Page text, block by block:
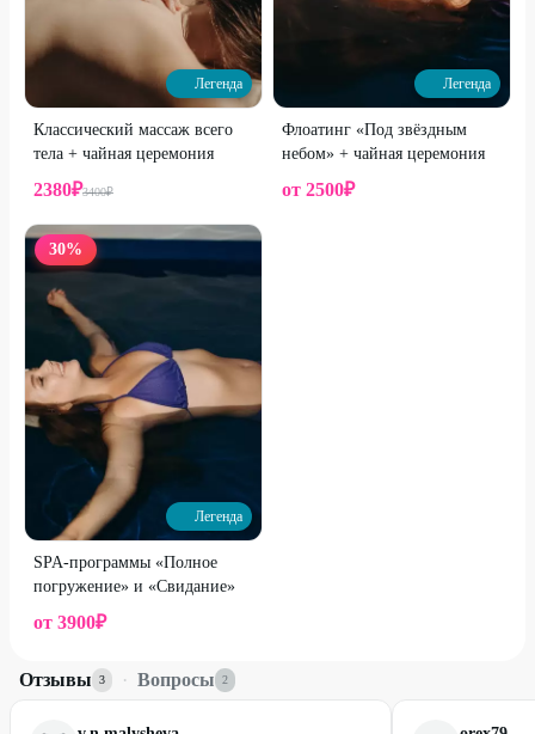
Легенда
Классический массаж всего
тела + чайная церемония
2380₽3400₽
Легенда
Флоатинг «Под звёздным
небом» + чайная церемония
от 2500₽
30%
Легенда
SPA-программы «Полное
погружение» и «Свидание»
от 3900₽
Отзывы 3 · Вопросы 2